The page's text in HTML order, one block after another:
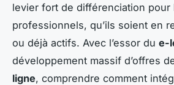
levier fort de différenciation pour
professionnels, qu’ils soient en
ou déjà actifs. Avec l’essor du e-
développement massif d’offres
ligne, comprendre comment